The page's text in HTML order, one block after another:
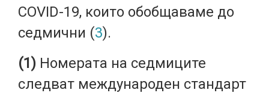
COVID-19, които обобщаваме до
седмични (3).
(1) Номерата на седмиците
следват международен стандарт